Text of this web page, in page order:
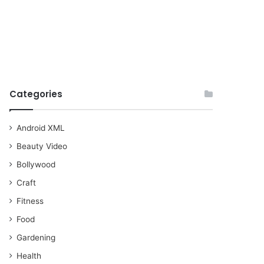
Categories
Android XML
Beauty Video
Bollywood
Craft
Fitness
Food
Gardening
Health